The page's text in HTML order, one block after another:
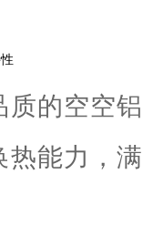
质的空空
热能力，